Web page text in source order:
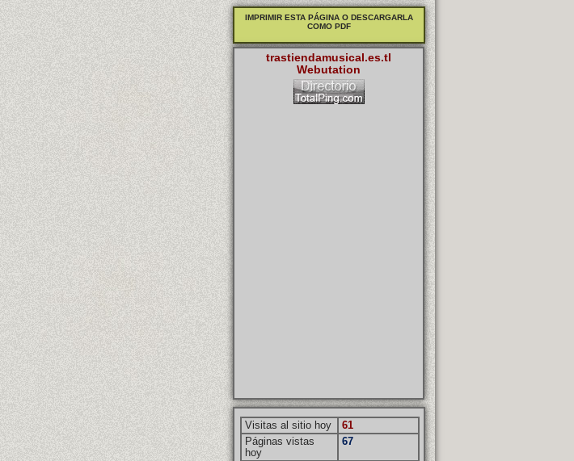
IMPRIMIR ESTA PÁGINA O DESCARGARLA
COMO PDF
trastiendamusical.es.tl
Webutation
Visitas al sitio hoy
61
Páginas vistas
hoy
67